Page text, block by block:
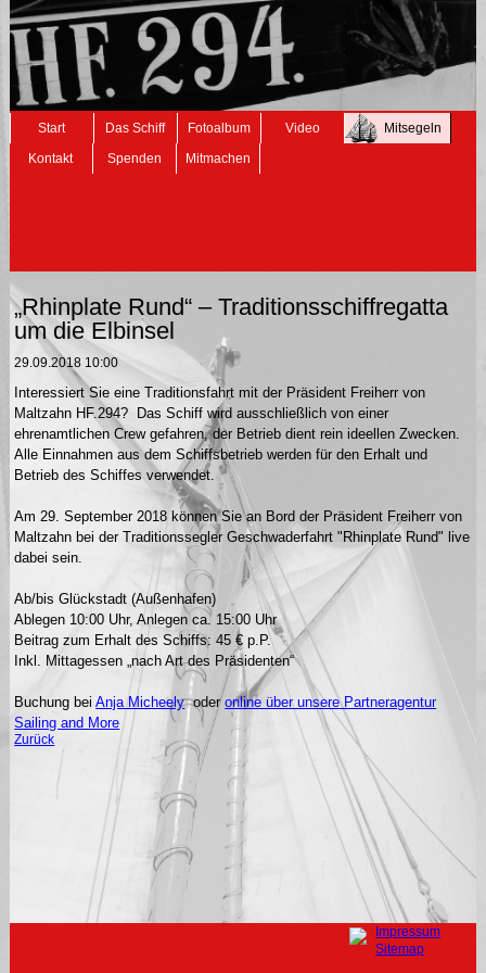
Navigation
überspringen
Start Das Schiff Fotoalbum Video
Mitsegeln
Kontakt
Spenden Mitmachen
„Rhinplate Rund“ – Traditionsschiffregatta
um die Elbinsel
29.09.2018 10:00
Interessiert Sie eine Traditionsfahrt mit der Präsident Freiherr von
Maltzahn HF.294? Das Schiff wird ausschließlich von einer
ehrenamtlichen Crew gefahren, der Betrieb dient rein ideellen Zwecken.
Alle Einnahmen aus dem Schiffsbetrieb werden für den Erhalt und
Betrieb des Schiffes verwendet.
Am 29. September 2018 können Sie an Bord der Präsident Freiherr von
Maltzahn bei der Traditionssegler Geschwaderfahrt "Rhinplate Rund" live
dabei sein.
Ab/bis Glückstadt (Außenhafen)
Ablegen 10:00 Uhr, Anlegen ca. 15:00 Uhr
Beitrag zum Erhalt des Schiffs: 45 € p.P.
Inkl. Mittagessen „nach Art des Präsidenten“
Buchung beiAnja Micheelyoderonline über unsere Partneragentur
Sailing and More
Zurück
Navigation
überspringen
Impressum
Sitemap